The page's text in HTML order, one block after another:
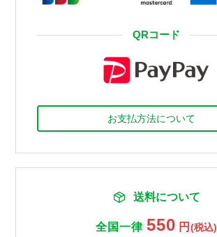
QRコード
お支払方法について
送料について
全国一律 550 円 (税込)